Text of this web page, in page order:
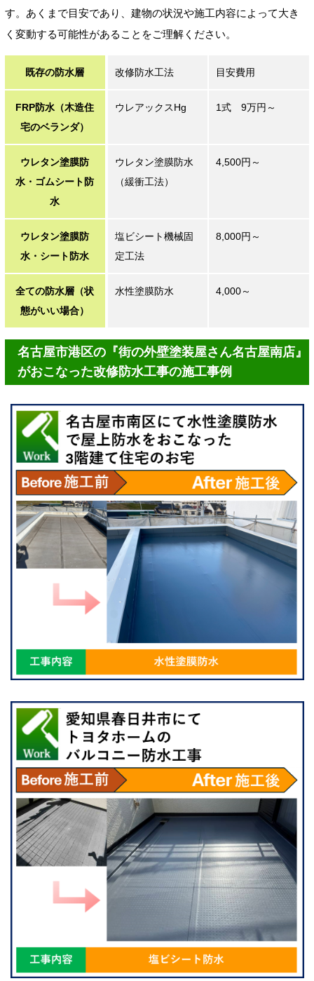
す。あくまで目安であり、建物の状況や施工内容によって大き
く変動する可能性があることをご理解ください。
既存の防水層 改修防水工法 目安費用
FRP防水（木造住
宅のベランダ）
ウレアックスHg 1式 9万円～
ウレタン塗膜防
水・ゴムシート防
水
ウレタン塗膜防水
（緩衝工法）
4,500円～
ウレタン塗膜防
水・シート防水
塩ビシート機械固
定工法
8,000円～
全ての防水層（状
態がいい場合）
水性塗膜防水 4,000～
名古屋市港区の『街の外壁塗装屋さん名古屋南店』
がおこなった改修防水工事の施工事例